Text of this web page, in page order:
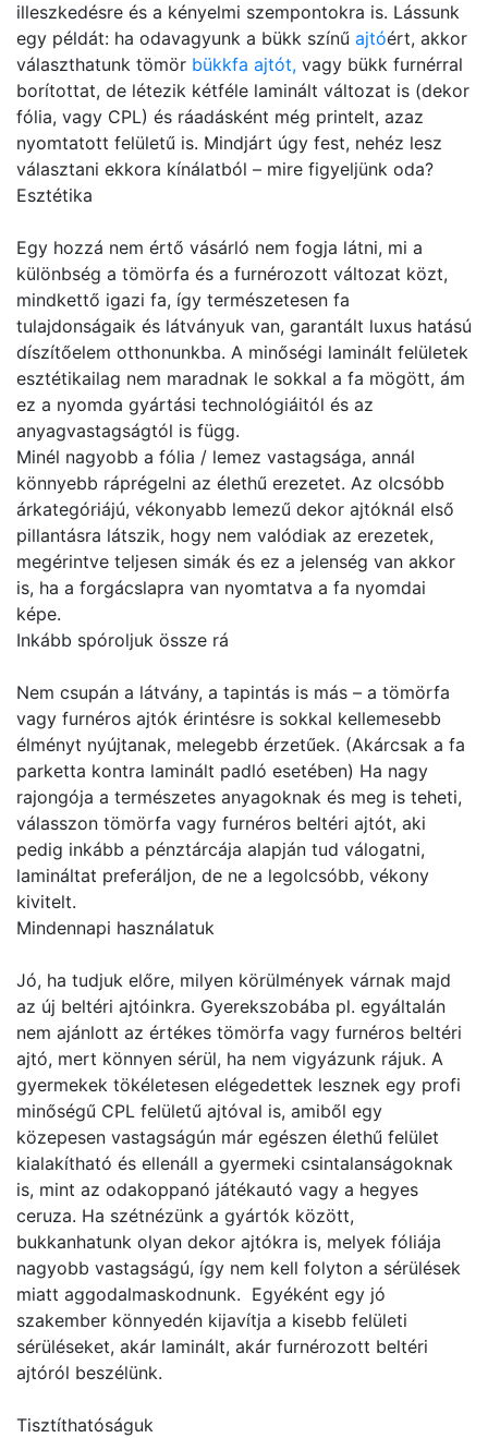
illeszkedésre és a kényelmi szempontokra is. Lássunk
egy példát: ha odavagyunk a bükk színű ajtóért, akkor
választhatunk tömör bükkfa ajtót, vagy bükk furnérral
borítottat, de létezik kétféle laminált változat is (dekor
fólia, vagy CPL) és ráadásként még printelt, azaz
nyomtatott felületű is. Mindjárt úgy fest, nehéz lesz
választani ekkora kínálatból – mire figyeljünk oda?
Esztétika
Egy hozzá nem értő vásárló nem fogja látni, mi a
különbség a tömörfa és a furnérozott változat közt,
mindkettő igazi fa, így természetesen fa
tulajdonságaik és látványuk van, garantált luxus hatású
díszítőelem otthonunkba. A minőségi laminált felületek
esztétikailag nem maradnak le sokkal a fa mögött, ám
ez a nyomda gyártási technológiáitól és az
anyagvastagságtól is függ.
Minél nagyobb a fólia / lemez vastagsága, annál
könnyebb ráprégelni az élethű erezetet. Az olcsóbb
árkategóriájú, vékonyabb lemezű dekor ajtóknál első
pillantásra látszik, hogy nem valódiak az erezetek,
megérintve teljesen simák és ez a jelenség van akkor
is, ha a forgácslapra van nyomtatva a fa nyomdai
képe.
Inkább spóroljuk össze rá
Nem csupán a látvány, a tapintás is más – a tömörfa
vagy furnéros ajtók érintésre is sokkal kellemesebb
élményt nyújtanak, melegebb érzetűek. (Akárcsak a fa
parketta kontra laminált padló esetében) Ha nagy
rajongója a természetes anyagoknak és meg is teheti,
válasszon tömörfa vagy furnéros beltéri ajtót, aki
pedig inkább a pénztárcája alapján tud válogatni,
lamináltat preferáljon, de ne a legolcsóbb, vékony
kivitelt.
Mindennapi használatuk
Jó, ha tudjuk előre, milyen körülmények várnak majd
az új beltéri ajtóinkra. Gyerekszobába pl. egyáltalán
nem ajánlott az értékes tömörfa vagy furnéros beltéri
ajtó, mert könnyen sérül, ha nem vigyázunk rájuk. A
gyermekek tökéletesen elégedettek lesznek egy profi
minőségű CPL felületű ajtóval is, amiből egy
közepesen vastagságún már egészen élethű felület
kialakítható és ellenáll a gyermeki csintalanságoknak
is, mint az odakoppanó játékautó vagy a hegyes
ceruza. Ha szétnézünk a gyártók között,
bukkanhatunk olyan dekor ajtókra is, melyek fóliája
nagyobb vastagságú, így nem kell folyton a sérülések
miatt aggodalmaskodnunk. Egyéként egy jó
szakember könnyedén kijavítja a kisebb felületi
sérüléseket, akár laminált, akár furnérozott beltéri
ajtóról beszélünk.
Tisztíthatóságuk